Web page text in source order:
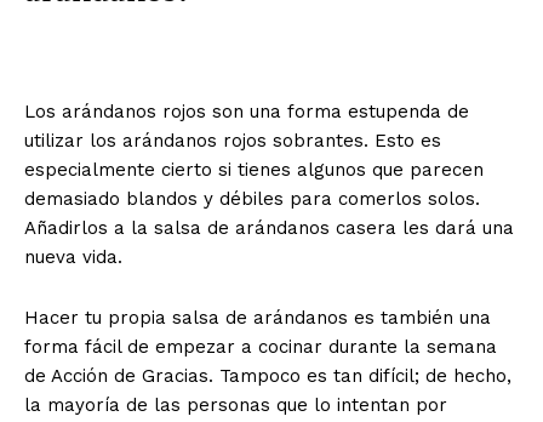
Los arándanos rojos son una forma estupenda de
utilizar los arándanos rojos sobrantes. Esto es
especialmente cierto si tienes algunos que parecen
demasiado blandos y débiles para comerlos solos.
Añadirlos a la salsa de arándanos casera les dará una
nueva vida.
Hacer tu propia salsa de arándanos es también una
forma fácil de empezar a cocinar durante la semana
de Acción de Gracias. Tampoco es tan difícil; de hecho,
la mayoría de las personas que lo intentan por